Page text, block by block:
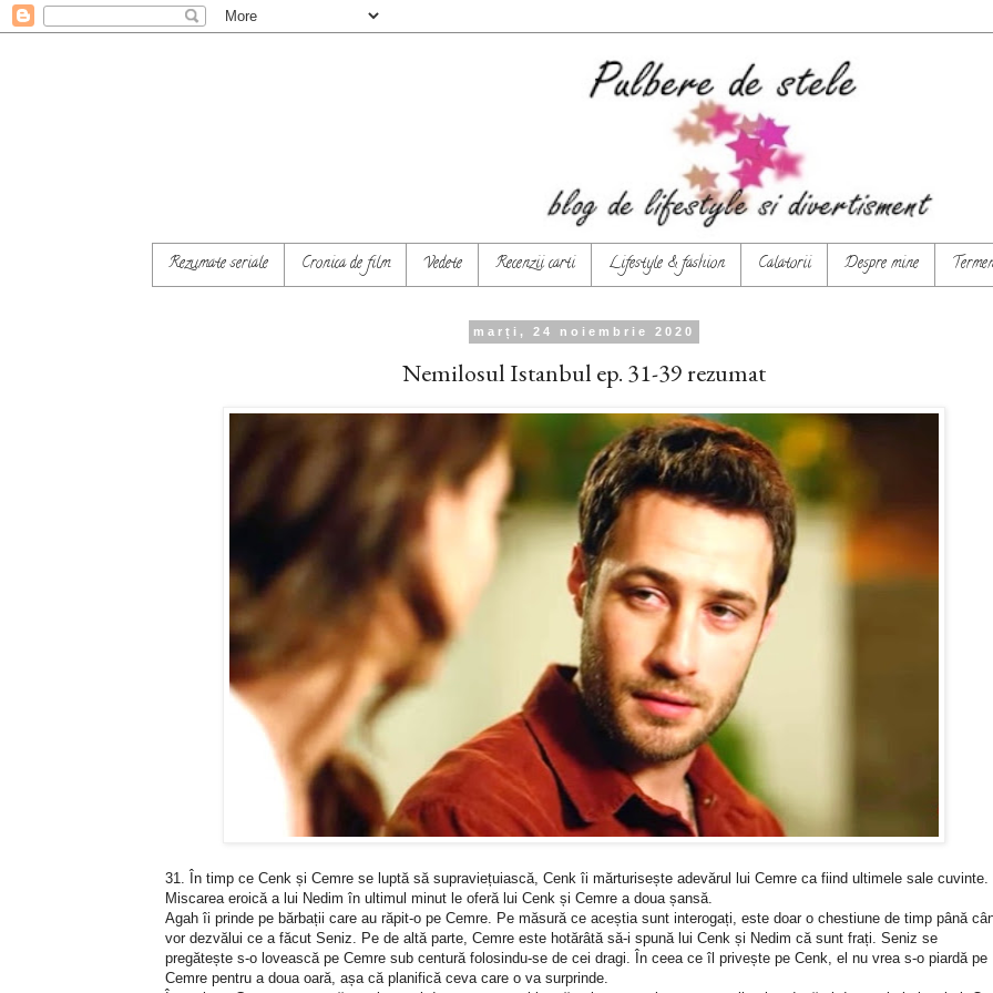
Rezumate seriale Cronica de film Vedete Recenzii carti Lifestyle & fashion Calatorii Despre mine
marți, 24 noiembrie 2020
Nemilosul Istanbul ep. 31-39 rezumat
31. În timp ce Cenk și Cemre se luptă să supraviețuiască, Cenk îi mărturisește adevărul lui Cemre ca fiind ultimele sale cuvinte.
Miscarea eroică a lui Nedim în ultimul minut le oferă lui Cenk și Cemre a doua șansă.
Agah îi prinde pe bărbații care au răpit-o pe Cemre. Pe măsură ce aceștia sunt interogați, este doar o chestiune de timp până
vor dezvălui ce a făcut Seniz. Pe de altă parte, Cemre este hotărâtă să-i spună lui Cenk și Nedim că sunt frați. Seniz se
pregătește s-o lovească pe Cemre sub centură folosindu-se de cei dragi. În ceea ce îl privește pe Cenk, el nu vrea s-o piardă pe
Cemre pentru a doua oară, așa că planifică ceva care o va surprinde.